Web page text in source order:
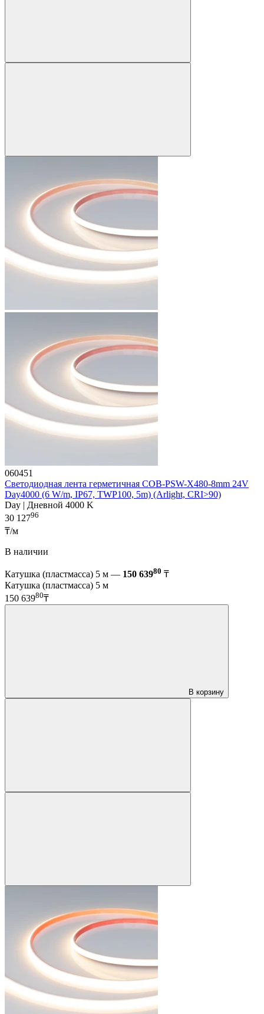
060451
Светодиодная лента герметичная COB-PSW-X480-8mm 24V
Day4000 (6 W/m, IP67, TWP100, 5m) (Arlight, CRI>90)
Day | Дневной 4000 K
30 12796
₸/м
В наличии
Катушка (пластмасса) 5 м — 150 63980 ₸
Катушка (пластмасса) 5 м
150 63980₸
В корзину